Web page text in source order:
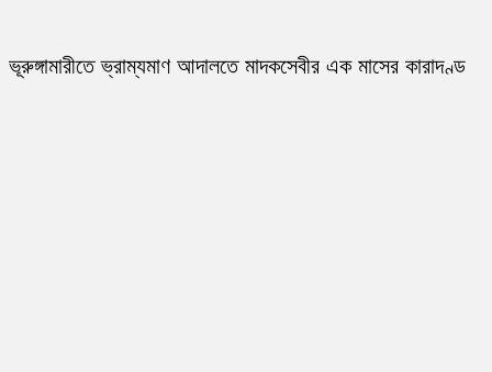
ভূরুঙ্গামারীতে ভ্রাম্যমাণ আদালতে মাদকসেবীর এক মাসের কারাদণ্ড